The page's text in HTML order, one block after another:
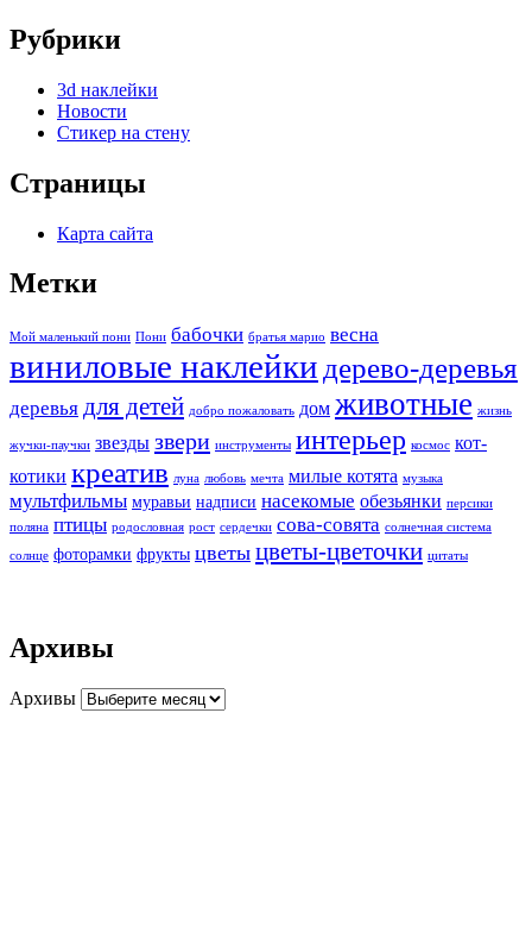
Рубрики
3d наклейки
Новости
Стикер на стену
Страницы
Карта сайта
Метки
Мой маленький пони Пони бабочки братья марио весна
виниловые наклейки дерево-деревья
деревья для детей добро пожаловать дом животные жизнь
жучки-паучки звезды звери инструменты интерьер космос кот-
котики креатив луна любовь мечта милые котята музыка
мультфильмы муравьи надписи насекомые обезьянки персики
поляна птицы родословная рост сердечки сова-совята солнечная система
солнце фоторамки фрукты цветы цветы-цветочки цитаты
Архивы
Архивы